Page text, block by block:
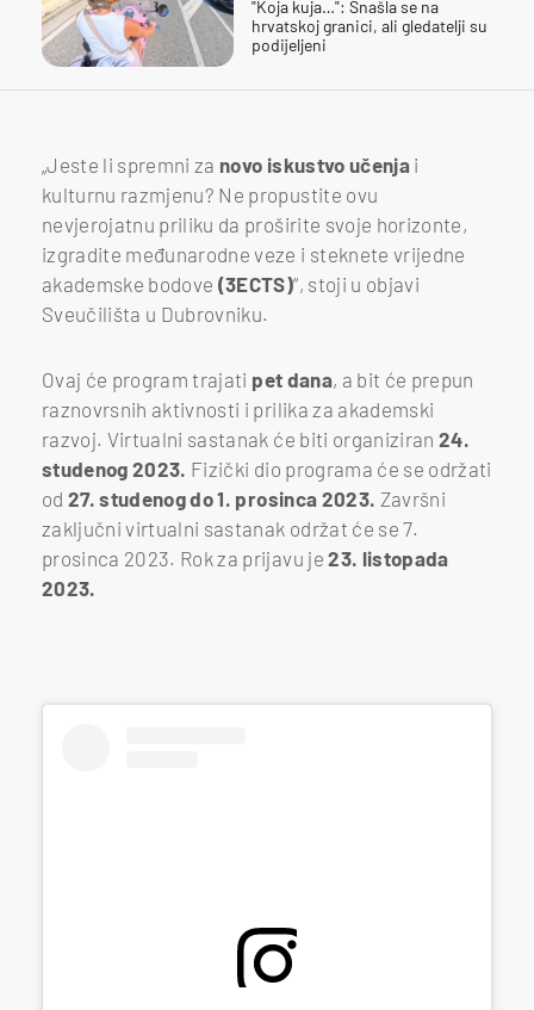
"Koja kuja…": Snašla se na
hrvatskoj granici, ali gledatelji su
podijeljeni
„Jeste li spremni za novo iskustvo učenjai
kulturnu razmjenu? Ne propustite ovu
nevjerojatnu priliku da proširite svoje horizonte,
izgradite međunarodne veze i steknete vrijedne
akademske bodove (3ECTS)“, stoji u objavi
Sveučilišta u Dubrovniku.
Ovaj će program trajati pet dana, a bit će prepun
raznovrsnih aktivnosti i prilika za akademski
razvoj. Virtualni sastanak će biti organiziran 24.
studenog 2023. Fizički dio programa će se održati
od27. studenog do 1. prosinca 2023. Završni
zaključni virtualni sastanak održat će se 7.
prosinca 2023. Rok za prijavu je23. listopada
2023.